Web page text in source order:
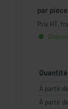
par pièce
Prix HT,
Quantité
À partir
À partir